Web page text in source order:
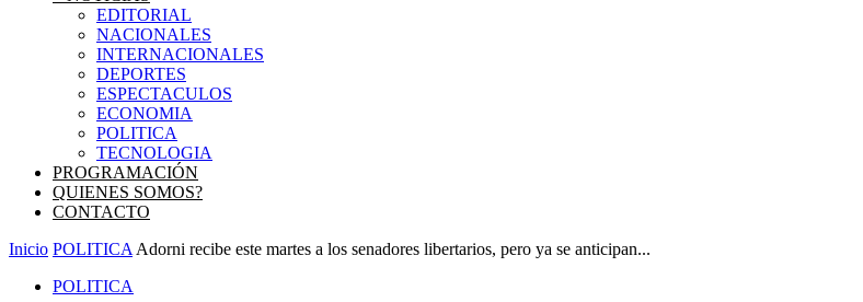
EDITORIAL
NACIONALES
INTERNACIONALES
DEPORTES
ESPECTACULOS
ECONOMIA
POLITICA
TECNOLOGIA
PROGRAMACIÓN
QUIENES SOMOS?
CONTACTO
Inicio POLITICA Adorni recibe este martes a los senadores libertarios, pero ya se anticipan...
POLITICA